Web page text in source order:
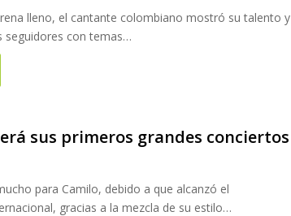
lleno, el cantante colombiano mostró su talento y
seguidores con temas…
sus primeros grandes conciertos
para Camilo, debido a que alcanzó el
gracias a la mezcla de su estilo…